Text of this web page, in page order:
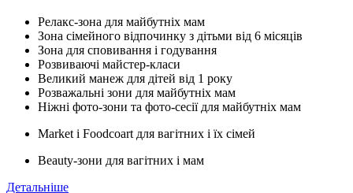
Релакс-зона для майбутніх мам
Зона сімейного відпочинку з дітьми від 6 місяців
Зона для сповивання і годування
Розвиваючі майстер-класи
Великий манеж для дітей від 1 року
Розважальні зони для майбутніx мам
Ніжні фото-зони та фото-сесії для майбутніх мам
Market і Foodcoart для вагітних і їх сімей
Beauty-зони для вагітних і мам
Детальніше